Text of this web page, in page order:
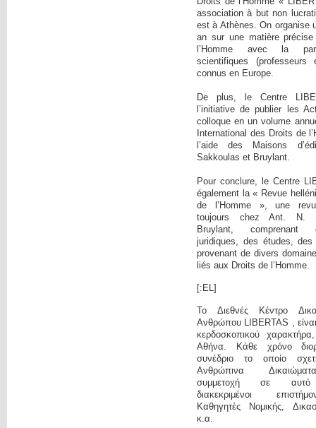
association à but non
est à Athènes. On organise
an sur une matière
l’Homme avec la
scientifiques
connus en Europe.
De plus, le Centre
l’initiative de publier les
colloque en un volume
International des Droits de
l’aide des Maisons
Sakkoulas et Bruylant.
Pour conclure, le Centre
également la « Revue
de l’Homme », une
toujours chez Ant. N.
Bruylant, comprenant
juridiques, des études, des
provenant de divers
liés aux Droits de l’Homme.
[:EL]
Το Διεθνές Κέντρο
Ανθρώπου LIBERTAS , είναι
κερδοσκοπικού
Αθήνα. Κάθε χρόνο
συνέδριο το οποίο
Ανθρώπινα
συμμετοχή σε αυτό
διακεκριμένοι
Καθηγητές Νομικής,
κ.α.